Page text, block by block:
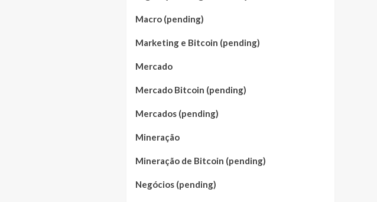
Macro (pending)
Marketing e Bitcoin (pending)
Mercado
Mercado Bitcoin (pending)
Mercados (pending)
Mineração
Mineração de Bitcoin (pending)
Negócios (pending)